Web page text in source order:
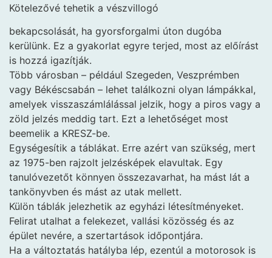
Kötelezővé tehetik a vészvillogó
bekapcsolását, ha gyorsforgalmi úton dugóba
kerülünk. Ez a gyakorlat egyre terjed, most az előírást
is hozzá igazítják.
Több városban – például Szegeden, Veszprémben
vagy Békéscsabán – lehet találkozni olyan lámpákkal,
amelyek visszaszámlálással jelzik, hogy a piros vagy a
zöld jelzés meddig tart. Ezt a lehetőséget most
beemelik a KRESZ-be.
Egységesítik a táblákat. Erre azért van szükség, mert
az 1975-ben rajzolt jelzésképek elavultak. Egy
tanulóvezetőt könnyen összezavarhat, ha mást lát a
tankönyvben és mást az utak mellett.
Külön táblák jelezhetik az egyházi létesítményeket.
Felirat utalhat a felekezet, vallási közösség és az
épület nevére, a szertartások időpontjára.
Ha a változtatás hatályba lép, ezentúl a motorosok is